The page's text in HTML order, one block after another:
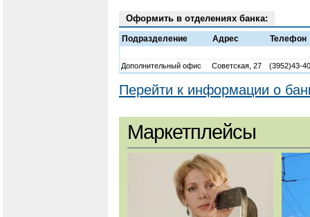
Оформить в отделениях банка:
Подразделение Адрес Телефон
Дополнительный офис Советская, 27 (3952)43-
Перейти к информации о
Маркетплейсы